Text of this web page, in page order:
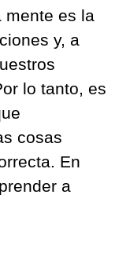
mente es la
y, a
lo tanto, es
cosas
En
a